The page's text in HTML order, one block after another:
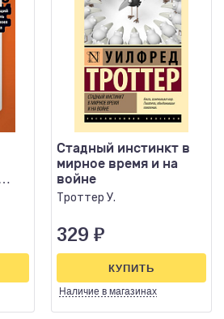
Стадный инстинкт в
мирное время и на
войне
Троттер У.
329 ₽
Наличие в магазинах
КУПИТЬ